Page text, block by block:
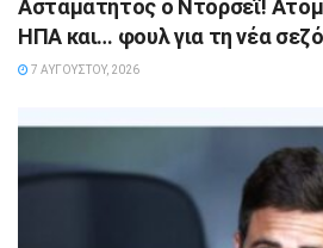
Ασταμάτητος ο Ντόρσεϊ!
ΗΠΑ και… φουλ για τη νέα
7 ΑΥΓΟΎΣΤΟΥ, 2026